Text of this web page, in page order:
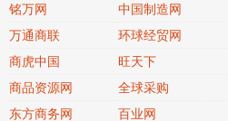
铭万网
中国制造网
万通商联
环球经贸网
商虎中国
旺天下
商品资源网
全球采购
东方商务网
百业网